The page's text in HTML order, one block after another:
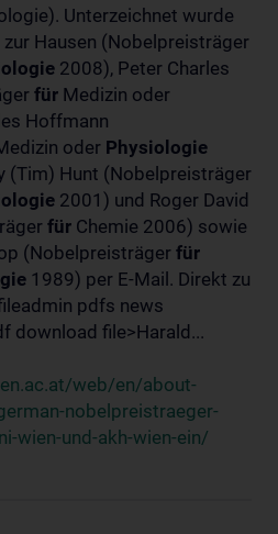
Unterzeichnet wurde
Hausen (Nobelpreisträger
2008), Peter Charles
für Medizin oder
Hoffmann
oder Physiologie
(Tim) Hunt (Nobelpreisträger
2001) und Roger David
für Chemie 2006) sowie
(Nobelpreisträger für
1989) per E-Mail. Direkt zu
pdfs news
download file>Harald...
web/en/about-
nobelpreistraeger-
wien-und-akh-wien-ein/